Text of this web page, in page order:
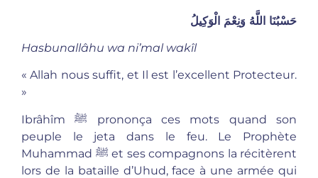
حَسْبُنَا اللَّهُ وَنِعْمَ الْوَكِيلُ
Hasbunallâhu wa ni’mal wakîl
« Allah nous suffit, et Il est l’excellent Protecteur.
»
Ibrâhîm ﷺ prononça ces mots quand son
peuple le jeta dans le feu. Le Prophète
Muhammad ﷺ et ses compagnons la récitèrent
lors de la bataille d’Uhud, face à une armée qui